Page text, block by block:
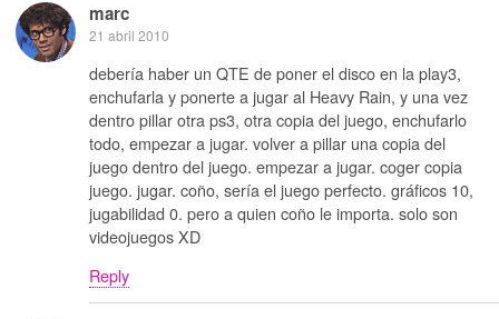
marc
21 abril 2010
debería haber un QTE de poner el disco en la play3,
enchufarla y ponerte a jugar al Heavy Rain, y una vez
dentro pillar otra ps3, otra copia del juego, enchufarlo
todo, empezar a jugar. volver a pillar una copia del
juego dentro del juego. empezar a jugar. coger copia
juego. jugar. coño, sería el juego perfecto. gráficos 10,
jugabilidad 0. pero a quien coño le importa. solo son
videojuegos XD
Reply